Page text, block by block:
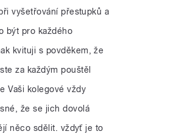
vyšetřování přestupků a
být pro každého
kvituji s povděkem, že
za každým pouštěl
Vaši kolegové vždy
že se jich dovolá
něco sdělit. vždyť je to